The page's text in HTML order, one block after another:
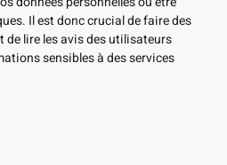
Il est donc crucial de faire des
de lire les avis des utilisateurs
sensibles à des services